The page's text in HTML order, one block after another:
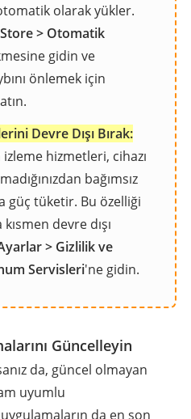
olarak yükler.
> Otomatik
gidin ve
önlemek için
Devre Dışı Bırak:
hizmetleri, cihazı
bağımsız
güç tüketir. Bu özelliği
devre dışı
> Gizlilik ve
Servisleri'ne gidin.
Güncelleyin
da, güncel olmayan
uyumlu
da en son